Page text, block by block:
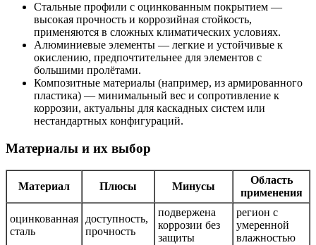
Стальные профили с оцинкованным покрытием —
высокая прочность и коррозийная стойкость,
применяются в сложных климатических условиях.
Алюминиевые элементы — легкие и устойчивые к
окислению, предпочтительнее для элементов с
большими пролётами.
Композитные материалы (например, из армированного
пластика) — минимальный вес и сопротивление к
коррозии, актуальны для каскадных систем или
нестандартных конфигураций.
Материалы и их выбор
Материал Плюсы Минусы
Область
применения
оцинкованная
сталь
доступность,
прочность
подвержена
коррозии без
защиты
регион с
умеренной
влажностью